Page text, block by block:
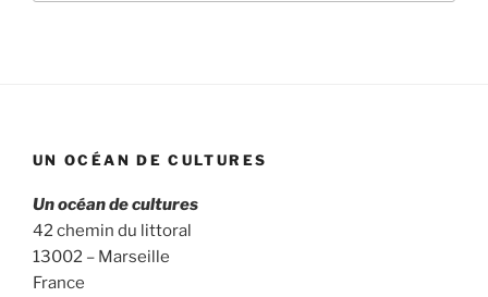
UN OCÉAN DE CULTURES
Un océan de cultures
42 chemin du littoral
13002 – Marseille
France